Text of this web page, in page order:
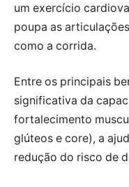
um exercício
poupa as
como a corrida.
Entre os principais
significativa da
fortalecimento
glúteos e core), a
redução do risco de